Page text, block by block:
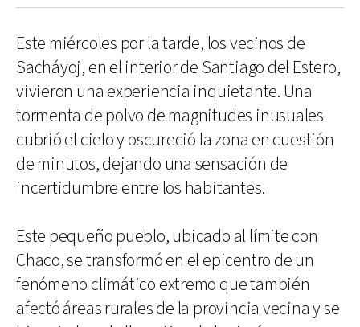
Este miércoles por la tarde, los vecinos de
Sacháyoj, en el interior de Santiago del Estero,
vivieron una experiencia inquietante. Una
tormenta de polvo de magnitudes inusuales
cubrió el cielo y oscureció la zona en cuestión
de minutos, dejando una sensación de
incertidumbre entre los habitantes.
Este pequeño pueblo, ubicado al límite con
Chaco, se transformó en el epicentro de un
fenómeno climático extremo que también
afectó áreas rurales de la provincia vecina y se